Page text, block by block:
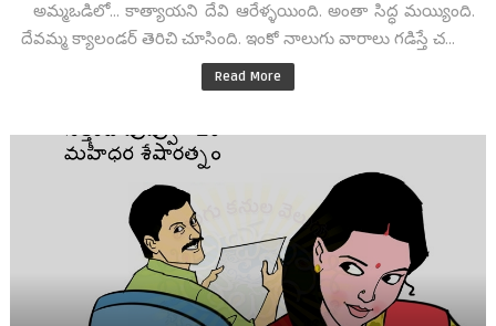
అమ్మఒడిలో... కాత్యాయని దేవి ఆరేళ్ళయింది. అంతా సిద్ధ మయ్యింది.
దేవమ్మ క్యాలండర్ తెరిచి చూసింది. ఇంకో నాలుగు వారాలు గడిస్తే చ...
Read More